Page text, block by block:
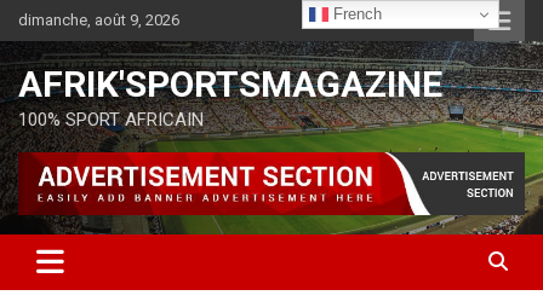
dimanche, août 9, 2026
AFRIK'SPORTSMAGAZINE
100% SPORT AFRICAIN
French